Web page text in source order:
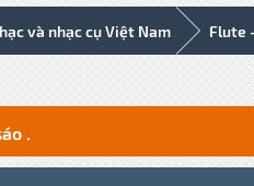
và nhạc cụ Việt Nam Flute
.